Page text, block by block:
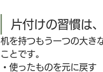
片付けの習慣は
机を持つもう一つの大き
ことです。
・使ったものを元に戻す